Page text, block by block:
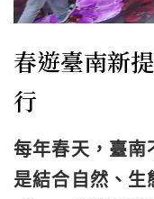
春遊臺南新
行
每年春天，臺南
是結合自然、生